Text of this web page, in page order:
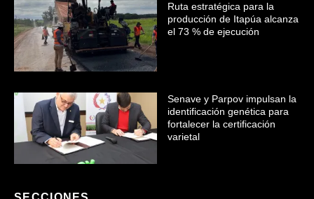
Ruta estratégica para la
producción de Itapúa alcanza
el 73 % de ejecución
Senave y Parpov impulsan la
identificación genética para
fortalecer la certificación
varietal